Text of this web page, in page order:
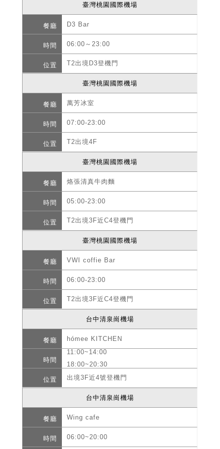
臺灣桃園國際機場
D3 Bar
06:00～23:00
T2出境D3登機門
臺灣桃園國際機場
萬芳冰室
07:00-23:00
T2出境4F
臺灣桃園國際機場
烙張清真牛肉麵
05:00-23:00
T2出境3F近C4登機門
臺灣桃園國際機場
VWI coffie Bar
06:00-23:00
T2出境3F近C4登機門
台中清泉崗機場
hómee KITCHEN
11:00~14:00
18:00~20:30
出境3F近4號登機門
台中清泉崗機場
Wing cafe
06:00~20:00